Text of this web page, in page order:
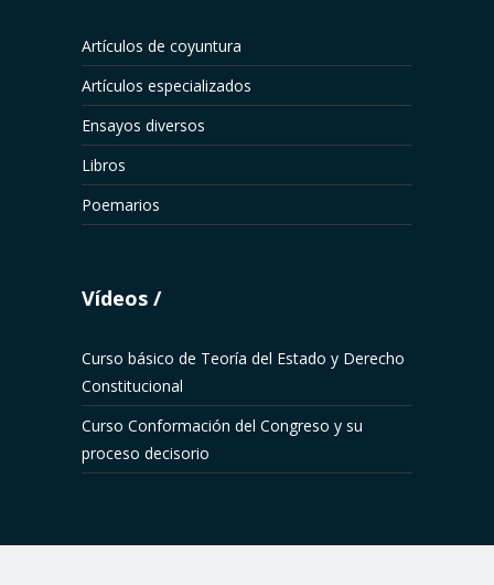
Artículos de coyuntura
Artículos especializados
Ensayos diversos
Libros
Poemarios
Vídeos
Curso básico de Teoría del Estado y Derecho
Constitucional
Curso Conformación del Congreso y su
proceso decisorio